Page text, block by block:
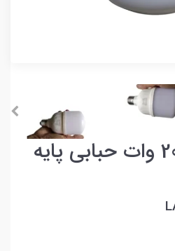
لامپ رشد گیاه 20 وات حبابی پایه